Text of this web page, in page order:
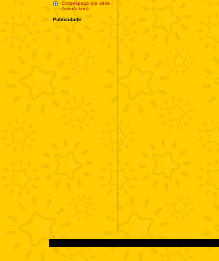
Corpespaço (da série
AnimAction)
Publicidade